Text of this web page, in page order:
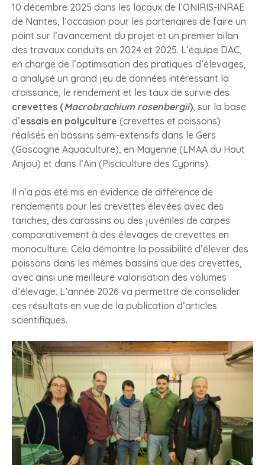
10 décembre 2025 dans les locaux de l’ONIRIS-INRAE
de Nantes, l’occasion pour les partenaires de faire un
point sur l’avancement du projet et un premier bilan
des travaux conduits en 2024 et 2025. L’équipe DAC,
en charge de l’optimisation des pratiques d’élevages,
a analysé un grand jeu de données intéressant la
croissance, le rendement et les taux de survie des
crevettes (Macrobrachium rosenbergii), sur la base
d’essais en polyculture (crevettes et poissons)
réalisés en bassins semi-extensifs dans le Gers
(Gascogne Aquaculture), en Mayenne (LMAA du Haut
Anjou) et dans l’Ain (Pisciculture des Cyprins).
Il n’a pas été mis en évidence de différence de
rendements pour les crevettes élevées avec des
tanches, des carassins ou des juvéniles de carpes
comparativement à des élevages de crevettes en
monoculture. Cela démontre la possibilité d’élever des
poissons dans les mêmes bassins que des crevettes,
avec ainsi une meilleure valorisation des volumes
d’élevage. L’année 2026 va permettre de consolider
ces résultats en vue de la publication d’articles
scientifiques.